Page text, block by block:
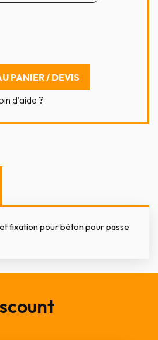
PANIER / DEVIS
d'aide ?
fixation pour béton pour passe